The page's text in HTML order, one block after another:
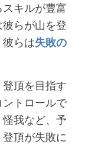
キルが豊富
らが山を登
らは失敗の
頂を目指す
トロールで
我など、予
頂が失敗に